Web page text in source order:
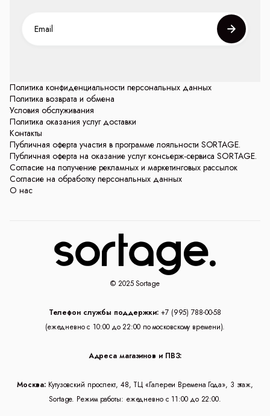
Политика конфиденциальности персональных данных
Политика возврата и обмена
Условия обслуживания
Политика оказания услуг доставки
Контакты
Публичная оферта участия в программе лояльности SORTAGE.
Публичная оферта на оказание услуг консьерж-сервиса SORTAGE.
Согласие на получение рекламных и маркетинговых рассылок
Согласие на обработку персональных данных
О нас
© 2025 Sortage
Телефон службы поддержки: +7 (995) 788-00-58
(ежедневно с 10:00 до 22:00 по московскому времени).
Адреса магазинов и ПВЗ:
Москва: Кутузовский проспект, 48, ТЦ «Галереи Времена Года», 3 этаж,
Sortage. Режим работы: ежедневно с 11:00 до 22:00.